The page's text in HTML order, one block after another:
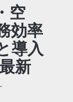
空
効率
導入
新